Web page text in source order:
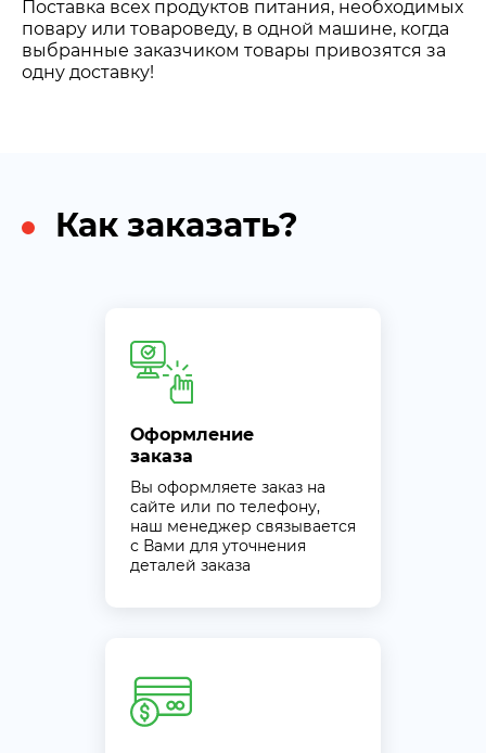
Поставка всех продуктов питания, необходимых
повару или товароведу, в одной машине, когда
выбранные заказчиком товары привозятся за
одну доставку!
Как заказать?
Оформление
заказа
Вы оформляете заказ на
сайте или по телефону,
наш менеджер связывается
с Вами для уточнения
деталей заказа